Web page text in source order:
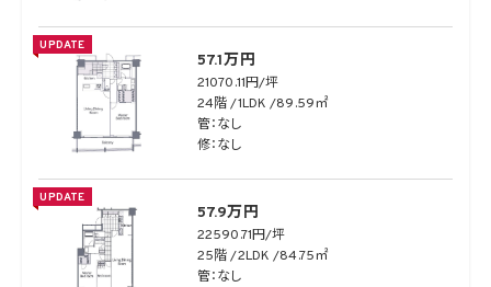
UPDATE
57.1万円
21070.11円/坪
24階
1LDK
89.59㎡
管：なし
修：なし
UPDATE
57.9万円
22590.71円/坪
25階
2LDK
84.75㎡
管：なし